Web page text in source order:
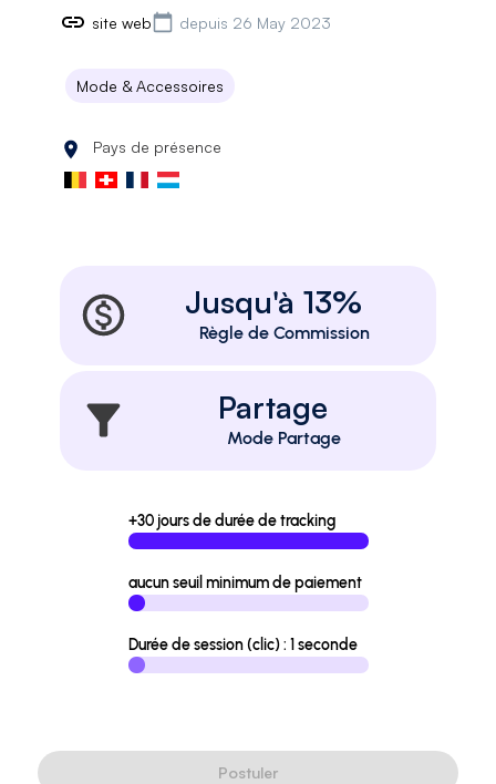
site web depuis 26 May 2023
Mode & Accessoires
Pays de présence
Jusqu'à 13%
Règle de Commission
Partage
Mode Partage
+30 jours de durée de tracking
aucun seuil minimum de paiement
Durée de session (clic) : 1 seconde
Postuler